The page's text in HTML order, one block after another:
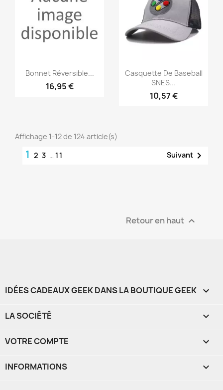
Aperçu rapide
Bonnet Réversible...
16,95 €
Aperçu rapide
Casquette De Baseball
SNES...
10,57 €
Affichage 1-12 de 124 article(s)
1 2 3 … 11 Suivant 
Retour en haut 
IDÉES CADEAUX GEEK DANS LA BOUTIQUE GEEK 
LA SOCIÉTÉ 
VOTRE COMPTE 
INFORMATIONS keyboard_arrow_down